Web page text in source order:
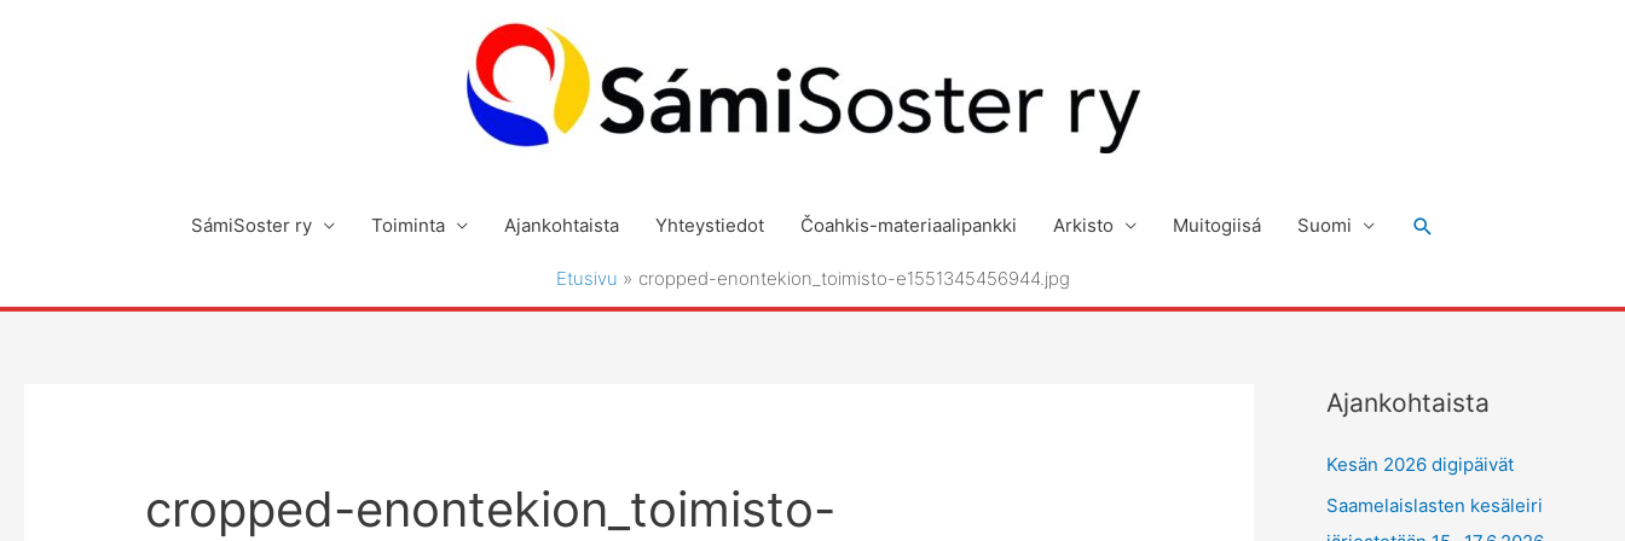
SámiSoster ry Toiminta Ajankohtaista Yhteystiedot Čoahkis-materiaalipankki Arkisto Muitogiisá Suomi Hae
Etusivu cropped-enontekion_toimisto-e1551345456944.jpg
cropped-enontekion_toimisto-
Ajankohtaista
Kesän 2026 digipäivät
Saamelaislasten kesäleiri